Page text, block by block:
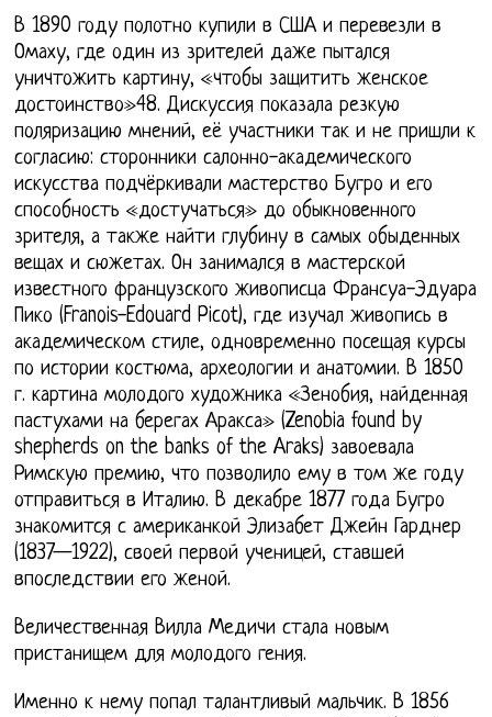
В 1890 году полотно купили в США и перевезли в
Омаху, где один из зрителей даже пытался
уничтожить картину, «чтобы защитить женское
достоинство»48. Дискуссия показала резкую
поляризацию мнений, её участники так и не пришли к
согласию: сторонники салонно-академического
искусства подчёркивали мастерство Бугро и его
способность «достучаться» до обыкновенного
зрителя, а также найти глубину в самых обыденных
вещах и сюжетах. Он занимался в мастерской
известного французского живописца Франсуа-Эдуара
Пико (Franois-Edouard Picot), где изучал живопись в
академическом стиле, одновременно посещая курсы
по истории костюма, археологии и анатомии. В 1850
г. картина молодого художника «Зенобия, найденная
пастухами на берегах Аракса» (Zenobia found by
shepherds on the banks of the Araks) завоевала
Римскую премию, что позволило ему в том же году
отправиться в Италию. В декабре 1877 года Бугро
знакомится с американкой Элизабет Джейн Гарднер
(1837—1922), своей первой ученицей, ставшей
впоследствии его женой.
Величественная Вилла Медичи стала новым
пристанищем для молодого гения.
Именно к нему попал талантливый мальчик. В 1856